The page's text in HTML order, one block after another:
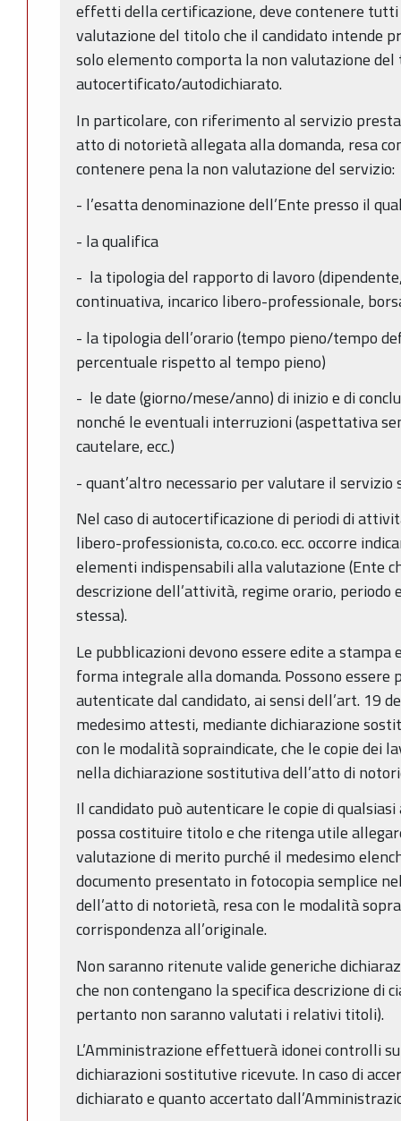
effetti della certificazione, deve contenere
valutazione del titolo che il candidato intende
solo elemento comporta la non valutazione
autocertificato/autodichiarato.
In particolare, con riferimento al servizio
atto di notorietà allegata alla domanda, resa
contenere pena la non valutazione del servizio:
- l’esatta denominazione dell’Ente presso il
- la qualifica
- la tipologia del rapporto di lavoro
continuativa, incarico libero-professionale,
- la tipologia dell’orario (tempo pieno/tempo
percentuale rispetto al tempo pieno)
- le date (giorno/mese/anno) di inizio e di
nonché le eventuali interruzioni (aspettativa
cautelare, ecc.)
- quant’altro necessario per valutare il servizio
Nel caso di autocertificazione di periodi di
libero-professionista, co.co.co. ecc. occorre
elementi indispensabili alla valutazione (Ente
descrizione dell’attività, regime orario, periodo
stessa).
Le pubblicazioni devono essere edite a
forma integrale alla domanda. Possono
autenticate dal candidato, ai sensi dell’art. 19
medesimo attesti, mediante dichiarazione
con le modalità sopraindicate, che le copie dei
nella dichiarazione sostitutiva dell’atto di
Il candidato può autenticare le copie di
possa costituire titolo e che ritenga utile
valutazione di merito purché il medesimo
documento presentato in fotocopia semplice
dell’atto di notorietà, resa con le modalità
corrispondenza all’originale.
Non saranno ritenute valide generiche
che non contengano la specifica descrizione di
pertanto non saranno valutati i relativi titoli).
L’Amministrazione effettuerà idonei controlli
dichiarazioni sostitutive ricevute. In caso di
dichiarato e quanto accertato